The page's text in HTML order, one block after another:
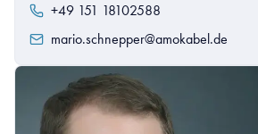
+49 151 18102588
mario.schnepper@amokabel.de